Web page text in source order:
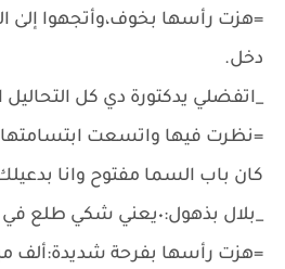
=هزت رأسها بخوف،وأتجهوا إلىٰ
دخل.
_اتفضلي يدكتورة دي كل التحاليل
=نظرت فيها واتسعت
كان باب السما مفتوح وانا
_بلال بذهول:٠يعني شكي طلع في محلة
=هزت رأسها بفرحة شديدة:ألف